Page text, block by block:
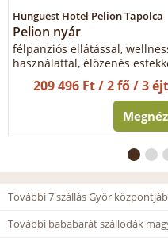
Hunguest Hotel Pelion Tapolca
Pelion nyár
félpanziós ellátással,
használattal, élőzenés
209 496 Ft / 2 fő / 3
További 7 szállás Győr
További bababarát szállodák